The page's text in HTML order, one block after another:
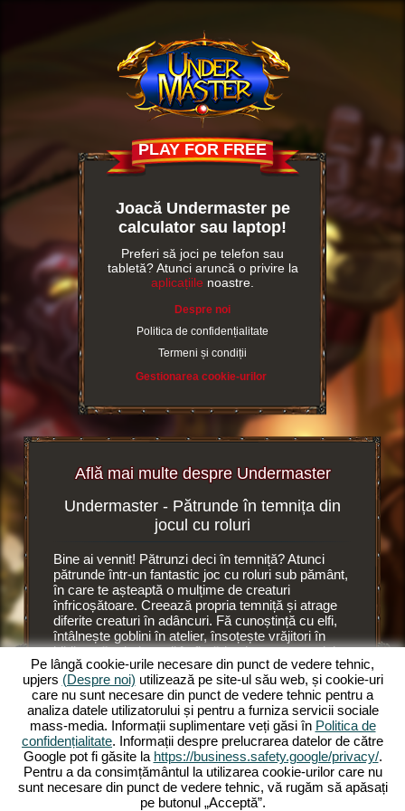
PLAY FOR FREE
Joacă Undermaster pe
calculator sau laptop!
Preferi să joci pe telefon sau
tabletă? Atunci aruncă o privire la
aplicațiile noastre.
Despre noi
Politica de confidențialitate
Termeni și condiții
Gestionarea cookie-urilor
Află mai multe despre Undermaster
Undermaster - Pătrunde în temnița din
jocul cu roluri
Bine ai vennit! Pătrunzi deci în temniță? Atunci
pătrunde într-un fantastic joc cu roluri sub pământ,
în care te așteaptă o mulțime de creaturi
înfricoșătoare. Creează propria temniță și atrage
diferite creaturi în adâncuri. Fă cunoștință cu elfi,
întâlnește goblini în atelier, însoțește vrăjitori în
bibliotecă, trimite troli în fierărie și crește moralul
de muncă a creaturilor sinistre cu ajutorul unui
succubus, o diavoliță cu bici. Deoareceîn
Undermasterte ocupi de numeroase ființe
fabuloase. Administrează temnița ta în jocul online
cu roluri și extinde-o pe mai multe nivele.
Decoreaz-o cu articole grozave, extinde camerele
și iluminează încăperile cu torțe colorate.
Experimentează intensitatea acestui joc online cu
roluri și pătrunde acum în Undermaster. Vrei să știi
ce te așteaptă? Atunci citește mai departe.
Este o
Acolo
ai
din
Elfii
place
pe
elfii.
să
Trebuie
Pe lângă cookie-urile necesare din punct de vedere tehnic,
upjers (Despre noi) utilizează pe site-ul său web, și cookie-uri
care nu sunt necesare din punct de vedere tehnic pentru a
analiza datele utilizatorului și pentru a furniza servicii sociale
mass-media. Informații suplimentare veți găsi în Politica de
confidențialitate. Informații despre prelucrarea datelor de către
Google pot fi găsite la https://business.safety.google/privacy/.
Pentru a da consimțământul la utilizarea cookie-urilor care nu
sunt necesare din punct de vedere tehnic, vă rugăm să apăsați
pe butonul „Acceptă”.